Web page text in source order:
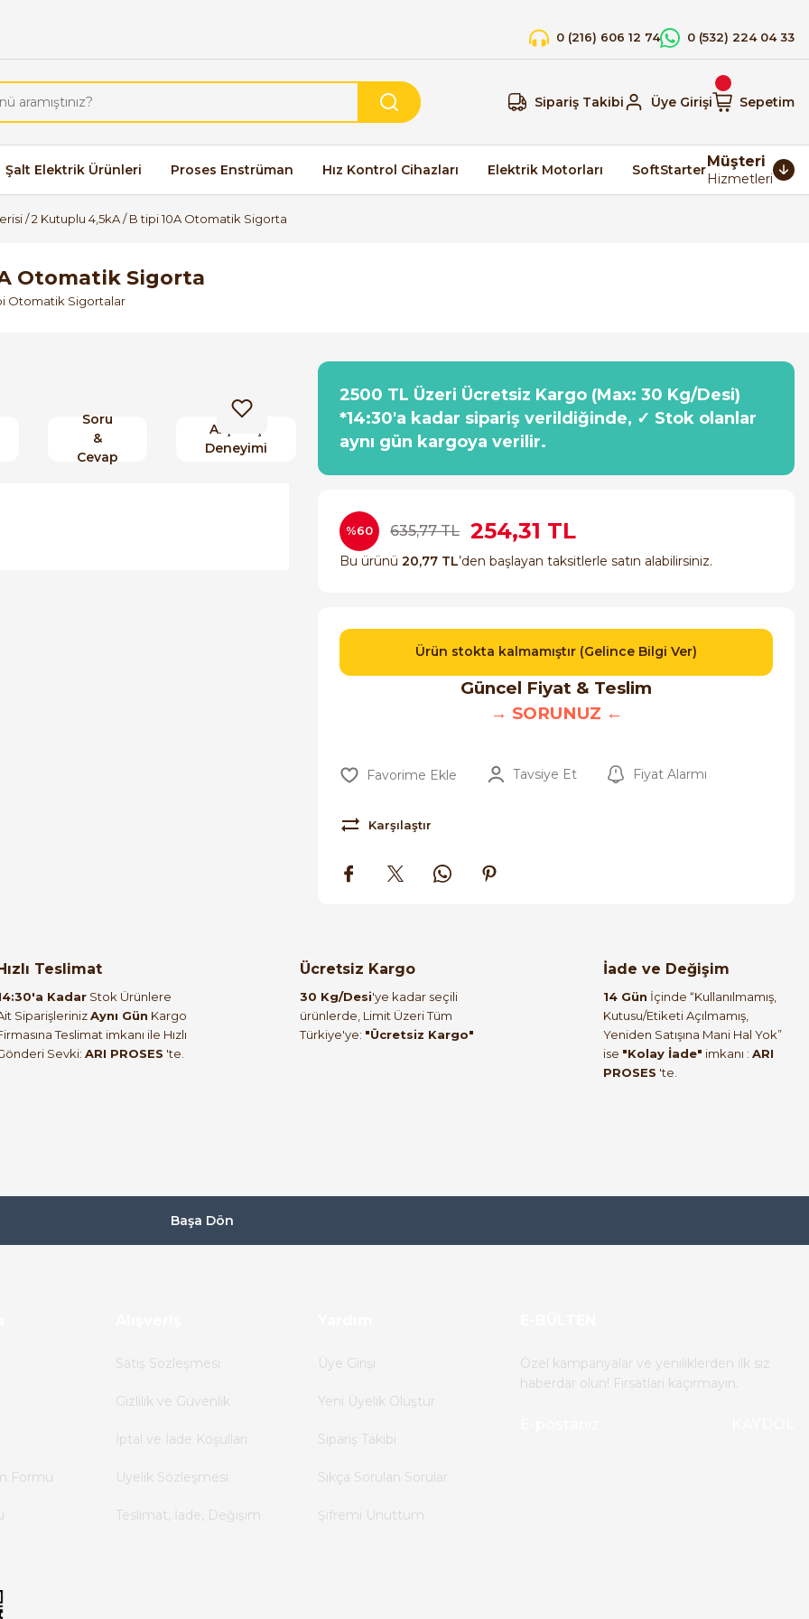
0 (216) 606 12 74 0 (532) 224 04 33
Sipariş Takibi Üye Girişi Sepetim
Şalt Elektrik Ürünleri Proses Enstrüman Hız Kontrol Cihazları Elektrik Motorları SoftStarterMüşteri
Hizmetleri
/ 2 Kutuplu 4,5kA / B tipi 10A Otomatik Sigorta
Otomatik Sigorta
Otomatik Sigortalar
Soru
&
Cevap
Alışveriş
Deneyimi
2500 TL Üzeri Ücretsiz Kargo (Max: 30 Kg/Desi)
*14:30'a kadar sipariş verildiğinde, ✓ Stok olanlar
aynı gün kargoya verilir.
%60 635,77 TL 254,31 TL
Bu ürünü 20,77 TL’den başlayan taksitlerle satın alabilirsiniz.
Ürün stokta kalmamıştır (Gelince Bilgi Ver)
Güncel Fiyat & Teslim
→ SORUNUZ ←
Tavsiye Et Fiyat Alarmı
Karşılaştır
Hızlı Teslimat
Kadar Stok Ürünlere
SiparişlerinizAynı Gün Kargo
Teslimat imkanı ile Hızlı
Sevki: ARI PROSES 'te.
Ücretsiz Kargo
30 Kg/Desi'ye kadar seçili
ürünlerde, Limit Üzeri Tüm
Türkiye'ye: "Ücretsiz Kargo"
İade ve Değişim
14 Gün İçinde “Kullanılmamış,
Kutusu/Etiketi Açılmamış,
Yeniden Satışına Mani Hal Yok”
ise "Kolay İade" imkanı : ARI
PROSES 'te.
Başa Dön
Formu
Satış Sözleşmesi
Gizlilik ve Güvenlik
İptal ve İade Koşulları
Üyelik Sözleşmesi
Teslimat, İade, Değişim
Üye Girişi
Yeni Üyelik Oluştur
Sipariş Takibi
Sıkça Sorulan Sorular
Şifremi Unuttum
Özel kampanyalar ve yeniliklerden ilk siz
haberdar olun! Fırsatları kaçırmayın.